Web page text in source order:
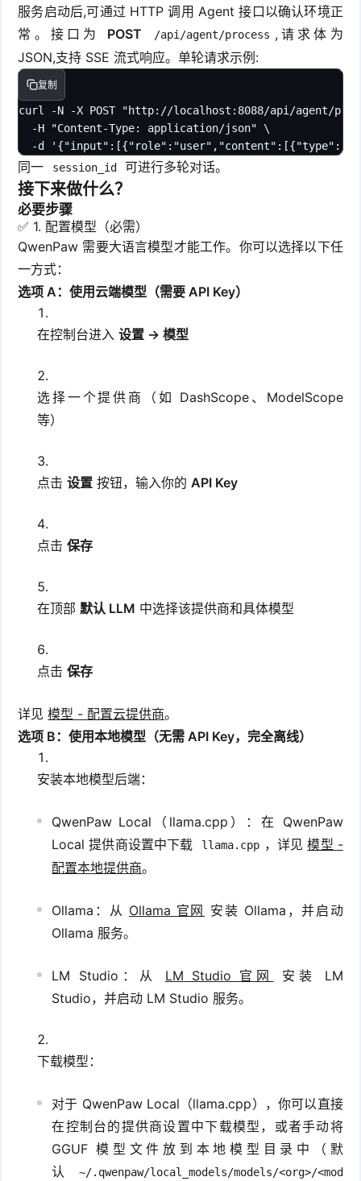
服务启动后,可通过 HTTP 调用 Agent 接口以确认环境正
常。接口为 POST /api/agent/process ,请求体为
JSON,支持 SSE 流式响应。单轮请求示例:
复制
curl -N -X POST "http://localhost:8088/api/agent/
-H "Content-Type: application/json" \
-d
同一 session_id 可进行多轮对话。
接下来做什么？
必要步骤
✅ 1. 配置模型（必需）
QwenPaw 需要大语言模型才能工作。你可以选择以下任
一方式：
选项 A：使用云端模型（需要 API Key）
在控制台进入设置 → 模型
选择一个提供商（如 DashScope、ModelScope
等）
点击设置 按钮，输入你的API Key
点击保存
在顶部 默认 LLM 中选择该提供商和具体模型
点击保存
详见模型 - 配置云提供商。
选项 B：使用本地模型（无需 API Key，完全离线）
安装本地模型后端：
QwenPaw Local（llama.cpp）：在 QwenPaw
Local 提供商设置中下载
llama.cpp ，详见模型 -
配置本地提供商。
Ollama：从 Ollama 官网 安装 Ollama，并启动
Ollama 服务。
LM Studio：从 LM Studio 官网
安装 LM
Studio，并启动 LM Studio 服务。
下载模型：
对于 QwenPaw Local（llama.cpp），你可以直接
在控制台的提供商设置中下载模型，或者手动将
GGUF 模型文件放到本地模型目录中（默
认
~/.qwenpaw/local_models/models/<org>/<mod